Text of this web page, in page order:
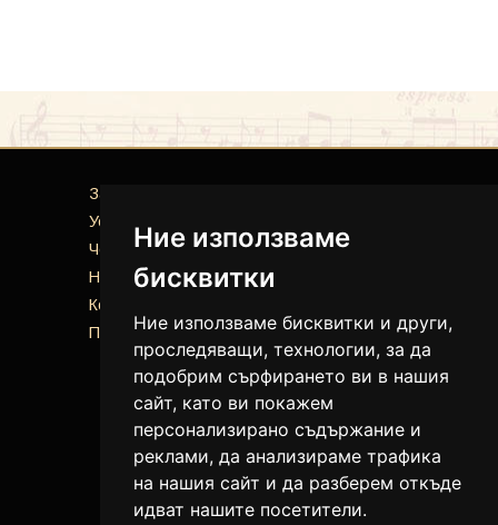
Ние използваме
бисквитки
Ние използваме бисквитки и други,
проследяващи, технологии, за да
подобрим сърфирането ви в нашия
сайт, като ви покажем
персонализирано съдържание и
реклами, да анализираме трафика
на нашия сайт и да разберем откъде
идват нашите посетители.
За нас
Услуги
Често задавани въпроси
Новини
Контакти
Политика за поверителност